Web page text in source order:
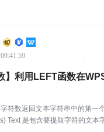
】利用LEFT函数在
符数返回文本字符串中的第一
Text 是包含要提取字符的文本